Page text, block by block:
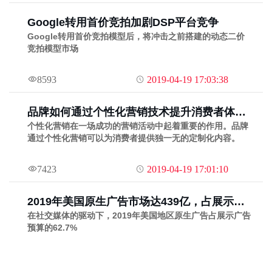
Google转用首价竞拍加剧DSP平台竞争
Google转用首价竞拍模型后，将冲击之前搭建的动态二价
竞拍模型市场
8593 2019-04-19 17:03:38
品牌如何通过个性化营销技术提升消费者体
验？
个性化营销在一场成功的营销活动中起着重要的作用。品牌
通过个性化营销可以为消费者提供独一无的定制化内容。
7423 2019-04-19 17:01:10
2019年美国原生广告市场达439亿，占展示广
告预算的62.7%
在社交媒体的驱动下，2019年美国地区原生广告占展示广告
预算的62.7%